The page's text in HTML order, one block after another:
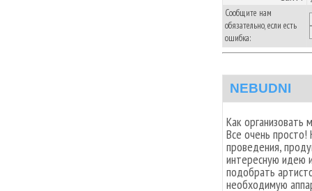
Сообщите нам
обязательно, если есть
ошибка:
NEBUDNI
Как организовать
Все очень
проведения,
интересную идею
подобрать
необходимую